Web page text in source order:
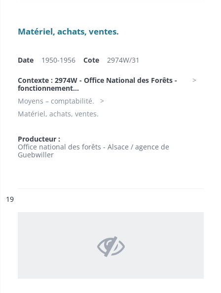
Matériel, achats, ventes.
Date 1950-1956 Cote 2974W/31
Contexte : 2974W - Office National des Forêts -
fonctionnement...
Moyens – comptabilité.
Matériel, achats, ventes.
Producteur :
Office national des forêts - Alsace / agence de
Guebwiller
n°
19